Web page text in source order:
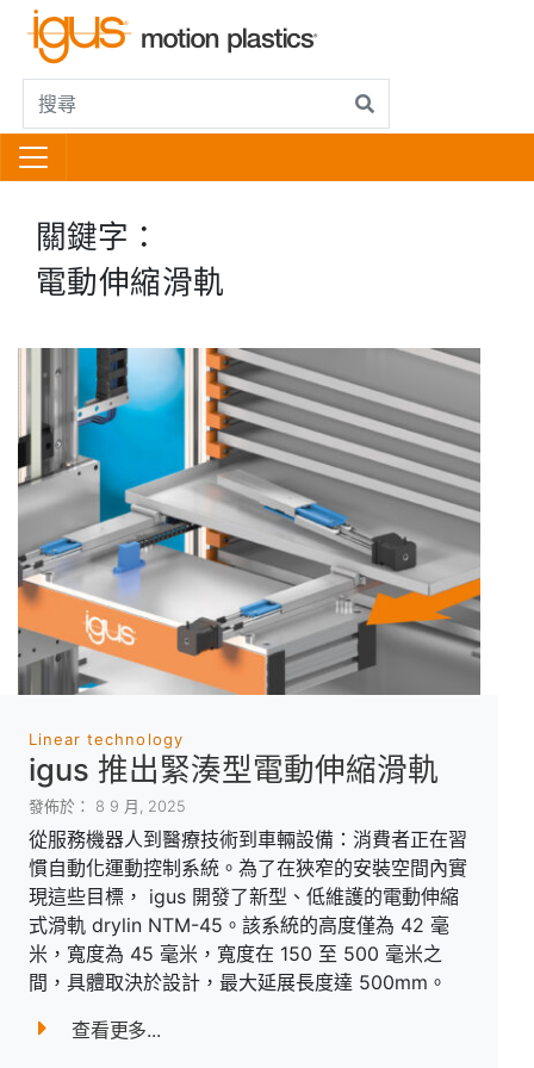
關鍵字：
電動伸縮滑軌
Linear technology
igus 推出緊湊型電動伸縮滑軌
發佈於： 8 9 月, 2025
從服務機器人到醫療技術到車輛設備：消費者正在習
慣自動化運動控制系統。為了在狹窄的安裝空間內實
現這些目標， igus 開發了新型、低維護的電動伸縮
式滑軌 drylin NTM-45。該系統的高度僅為 42 毫
米，寬度為 45 毫米，寬度在 150 至 500 毫米之
間，具體取決於設計，最大延展長度達 500mm。
查看更多...